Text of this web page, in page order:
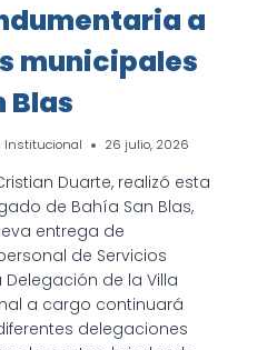
a
municipales
Blas
Institucional 26 julio, 2026
Duarte, realizó esta
de Bahía San Blas,
entrega de
de Servicios
de la Villa
a cargo continuará
delegaciones